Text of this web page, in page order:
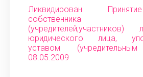
Ликвидирован
собственника
юридического лица,
уставом
08.05.2009